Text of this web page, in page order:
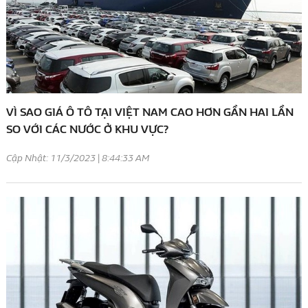
VÌ SAO GIÁ Ô TÔ TẠI VIỆT NAM CAO HƠN GẦN HAI LẦN
SO VỚI CÁC NƯỚC Ở KHU VỰC?
Cập Nhật: 11/3/2023 | 8:44:33 AM